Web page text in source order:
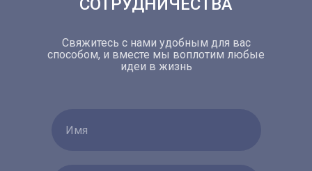
СОТРУДНИЧЕСТВА
Свяжитесь с нами удобным для вас
способом, и вместе мы воплотим любые
идеи в жизнь